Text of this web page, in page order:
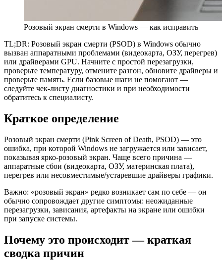
Розовый экран смерти в Windows — как исправить
TL;DR: Розовый экран смерти (PSOD) в Windows обычно
вызван аппаратными проблемами (видеокарта, ОЗУ, перегрев)
или драйверами GPU. Начните с простой перезагрузки,
проверьте температуру, отмените разгон, обновите драйверы и
проверьте память. Если базовые шаги не помогают —
следуйте чек-листу диагностики и при необходимости
обратитесь к специалисту.
Краткое определение
Розовый экран смерти (Pink Screen of Death, PSOD) — это
ошибка, при которой Windows не загружается или зависает,
показывая ярко-розовый экран. Чаще всего причина —
аппаратные сбои (видеокарта, ОЗУ, материнская плата),
перегрев или несовместимые/устаревшие драйверы графики.
Важно: «розовый экран» редко возникает сам по себе — он
обычно сопровождает другие симптомы: неожиданные
перезагрузки, зависания, артефакты на экране или ошибки
при запуске системы.
Почему это происходит — краткая
сводка причин